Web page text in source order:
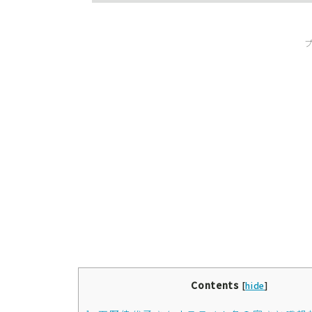
Contents [hide]